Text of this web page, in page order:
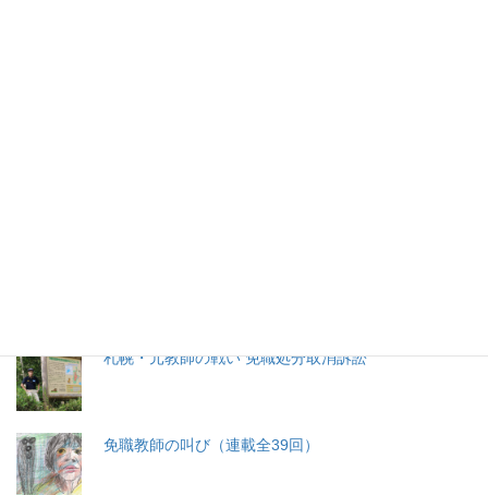
札幌・元教師の戦い 免職処分取消訴訟
免職教師の叫び（連載全39回）